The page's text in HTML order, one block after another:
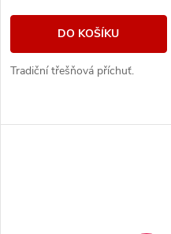
DO KOŠÍKU
Tradiční třešňová příchuť.